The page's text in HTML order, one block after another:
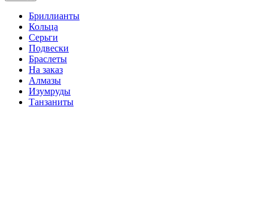
Бриллианты
Кольца
Серьги
Подвески
Браслеты
На заказ
Алмазы
Изумруды
Танзаниты